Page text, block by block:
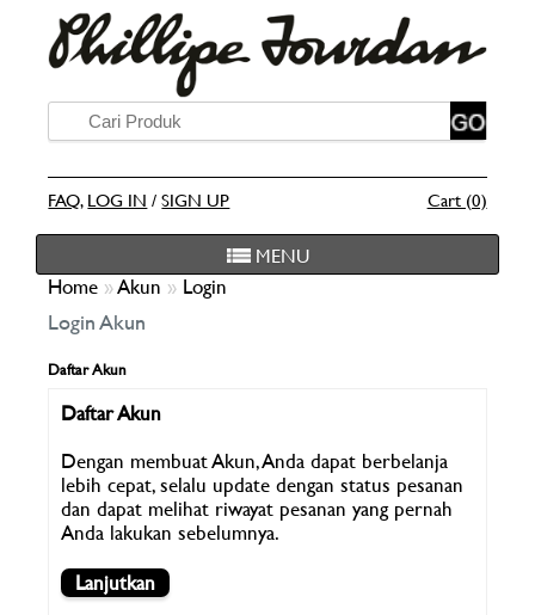
FAQ, LOG IN /SIGN UP Cart (0)
MENU
Home »Akun » Login
Login Akun
Daftar Akun
Daftar Akun
Dengan membuat Akun, Anda dapat berbelanja
lebih cepat, selalu update dengan status pesanan
dan dapat melihat riwayat pesanan yang pernah
Anda lakukan sebelumnya.
Lanjutkan